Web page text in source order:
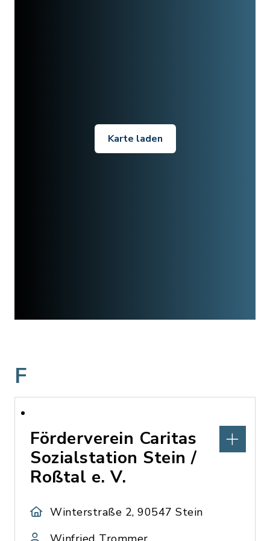
Karte laden
F
Förderverein Caritas
Sozialstation Stein /
Roßtal e. V.
Winterstraße 2, 90547 Stein